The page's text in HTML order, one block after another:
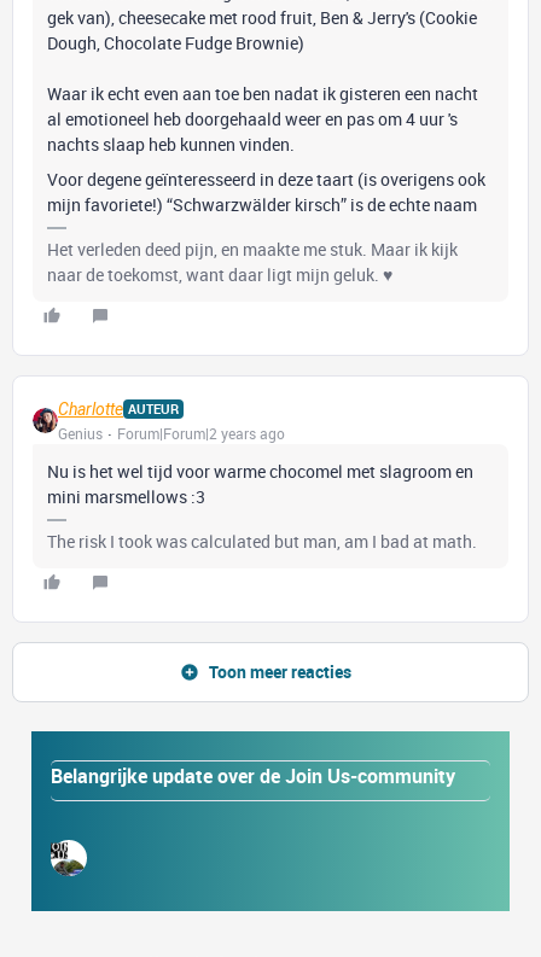
gek van), cheesecake met rood fruit, Ben & Jerry's (Cookie
Dough, Chocolate Fudge Brownie)
Waar ik echt even aan toe ben nadat ik gisteren een nacht
al emotioneel heb doorgehaald weer en pas om 4 uur 's
nachts slaap heb kunnen vinden.
Voor degene geïnteresseerd in deze taart (is overigens ook
mijn favoriete!) “Schwarzwälder kirsch” is de echte naam
Het verleden deed pijn, en maakte me stuk. Maar ik kijk
naar de toekomst, want daar ligt mijn geluk. ♥
Charlotte AUTEUR
Genius Forum|Forum|2 years ago
Nu is het wel tijd voor warme chocomel met slagroom en
mini marsmellows :3
The risk I took was calculated but man, am I bad at math.
Toon meer reacties
Belangrijke update over de Join Us-community